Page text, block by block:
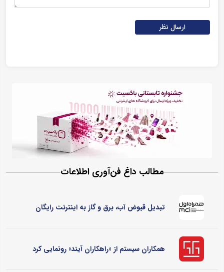
ارسال نظر
مطالب داغ فن‌آوری اطلاعات
تبدیل قبوض آب، برق و گاز به اینترنت رایگان
همکاران سیستم از «راهکاران آیند» رونمایی کرد